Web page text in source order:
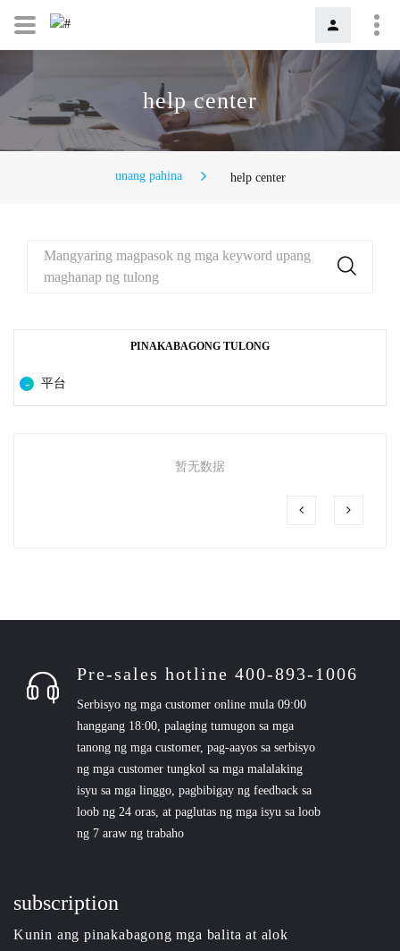
help center
unang pahina help center
Mangyaring magpasok ng mga keyword upang
maghanap ng tulong
PINAKABAGONG TULONG
平台
暂无数据
Pre-sales hotline 400-893-1006
Serbisyo ng mga customer online mula 09:00
hanggang 18:00, palaging tumugon sa mga
tanong ng mga customer, pag-aayos sa serbisyo
ng mga customer tungkol sa mga malalaking
isyu sa mga linggo, pagbibigay ng feedback sa
loob ng 24 oras, at paglutas ng mga isyu sa loob
ng 7 araw ng trabaho
subscription
Kunin ang pinakabagong mga balita at alok